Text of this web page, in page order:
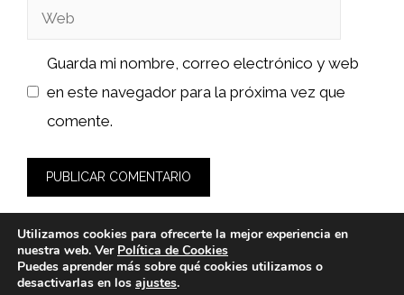
Web
Guarda mi nombre, correo electrónico y web
en este navegador para la próxima vez que
comente.
© 2026 fashionlawinstitute.es -
Utilizamos cookies para ofrecerte la mejor experiencia en
nuestra web. Ver Política de Cookies
Puedes aprender más sobre qué cookies utilizamos o
desactivarlas en los ajustes.